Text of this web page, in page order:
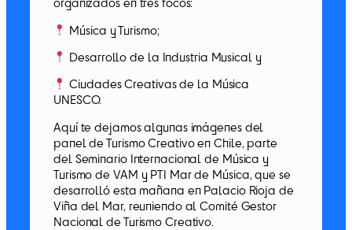
Música y Turismo;
Desarrollo de la Industria Musical y
Ciudades Creativas de la Música
UNESCO.
Aquí te dejamos algunas imágenes del
panel de Turismo Creativo en Chile, parte
del Seminario Internacional de Música y
Turismo de VAM y PTI Mar de Música, que se
desarrolló esta mañana en Palacio Rioja de
Viña del Mar, reuniendo al Comité Gestor
Nacional de Turismo Creativo.